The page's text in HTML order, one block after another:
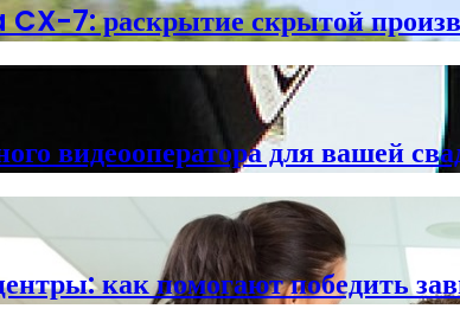
7: раскрытие скрытой
видеооператора для вашей
как помогают победить